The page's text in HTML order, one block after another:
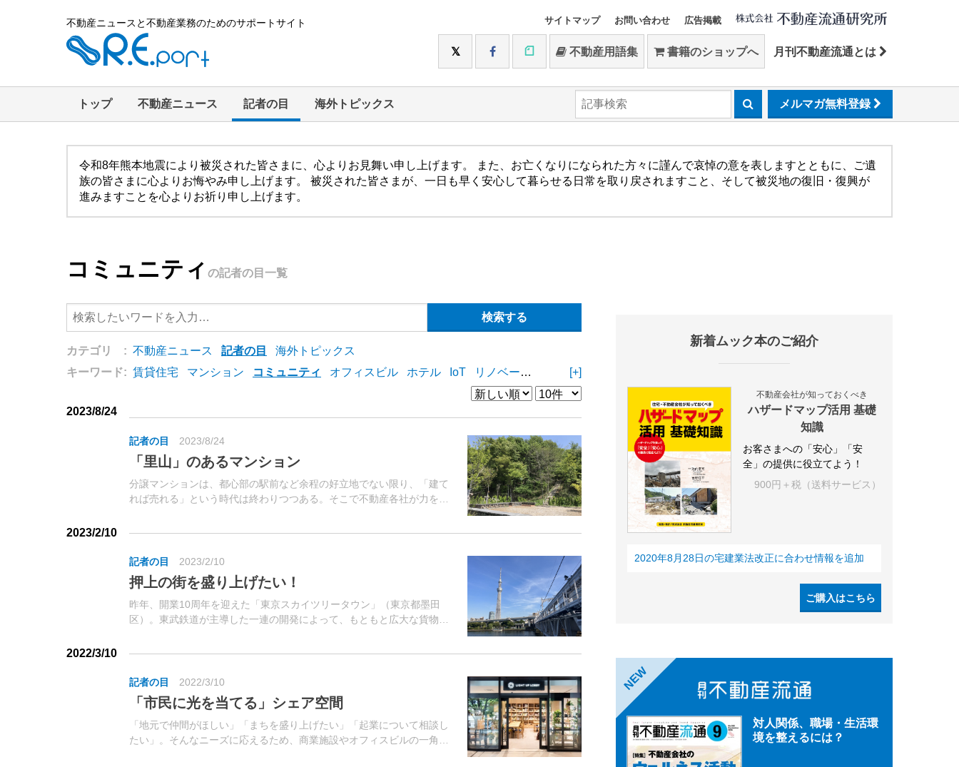
不動産ニュースと不動産業務のためのサポートサイト サイトマップ お問い合わせ 広告掲載
不動産用語集 書籍のショップへ 月刊不動産流通とは
トップ 不動産ニュース 記者の目 海外トピックス メルマガ無料登録
令和8年熊本地震により被災された皆さまに、心よりお見舞い申し上げます。 また、お亡くなりになられた方々に謹んで哀悼の意を表しますとともに、ご遺
族の皆さまに心よりお悔やみ申し上げます。 被災された皆さまが、一日も早く安心して暮らせる日常を取り戻されますこと、そして被災地の復旧・復興が
進みますことを心よりお祈り申し上げます。
コミュニティ の記者の目一覧
カテゴリ : 不動産ニュース 記者の目
海外トピックス
キーワード: 賃貸住宅 マンション コミュニティ オフィスビル ホテル IoT リノベーション リフォーム
[+]
2023/8/24
記者の目 2023/8/24
「里山」のあるマンション
分譲マンションは、都心部の駅前など余程の好立地でない限り、「建て
れば売れる」という時代は終わりつつある。そこで不動産各社が力を入
2023/2/10
記者の目 2023/2/10
押上の街を盛り上げたい！
昨年、開業10周年を迎えた「東京スカイツリータウン」（東京都墨田
区）。東武鉄道が主導した一連の開発によって、もともと広大な貨物ヤ
2022/3/10
記者の目 2022/3/10
「市民に光を当てる」シェア空間
「地元で仲間がほしい」「まちを盛り上げたい」「起業について相談し
たい」。そんなニーズに応えるため、商業施設やオフィスビルの一角
新着ムック本のご紹介
不動産会社が知っておくべき
ハザードマップ活用 基礎
知識
お客さまへの「安心」「安
全」の提供に役立てよう！
900円＋税（送料サービス）
2020年8月28日の宅建業法改正に合わせ情報を追加
ご購入はこちら
NEW
対人関係、職場・生活環
境を整えるには？